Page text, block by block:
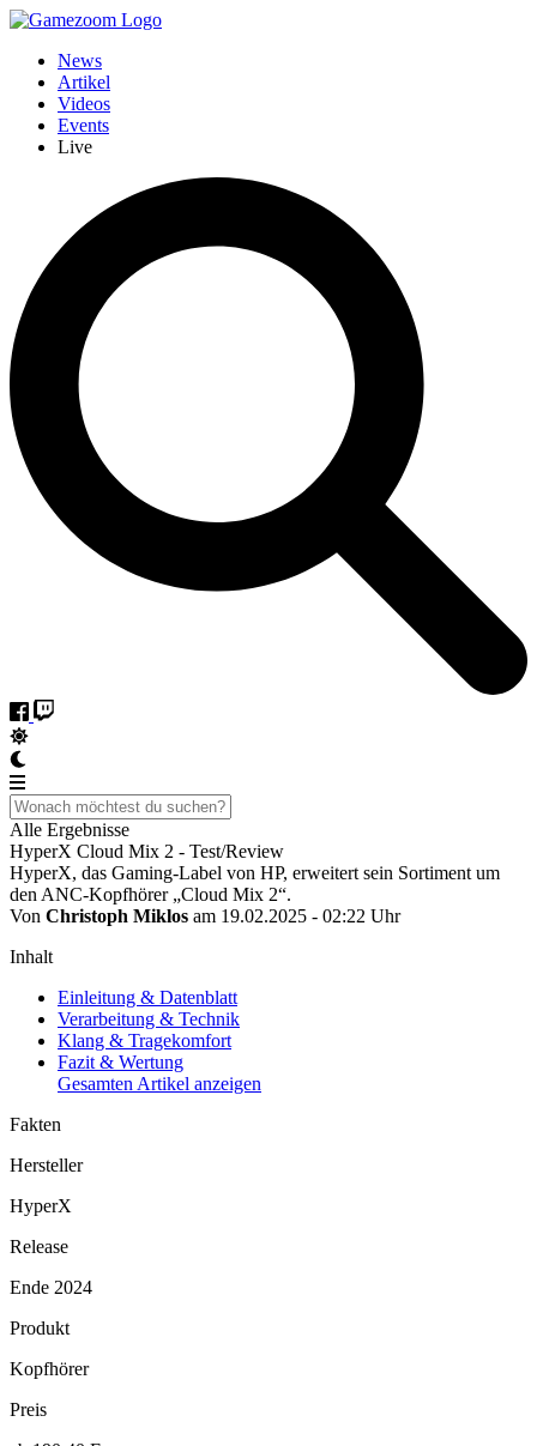
News
Artikel
Videos
Events
Live
Alle Ergebnisse
HyperX Cloud Mix 2 - Test/Review
HyperX, das Gaming-Label von HP, erweitert sein Sortiment um
den ANC-Kopfhörer „Cloud Mix 2“.
Von Christoph Miklos am 19.02.2025 - 02:22 Uhr
Inhalt
Einleitung & Datenblatt
Verarbeitung & Technik
Klang & Tragekomfort
Fazit & Wertung
Gesamten Artikel anzeigen
Fakten
Hersteller
HyperX
Release
Ende 2024
Produkt
Kopfhörer
Preis